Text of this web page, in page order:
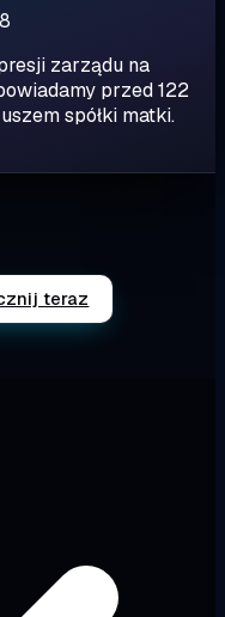
zarządu na
przed 122
spółki matki.
teraz